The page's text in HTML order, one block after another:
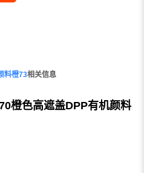
料橙73相关信息
橙色高遮盖DPP有机颜料